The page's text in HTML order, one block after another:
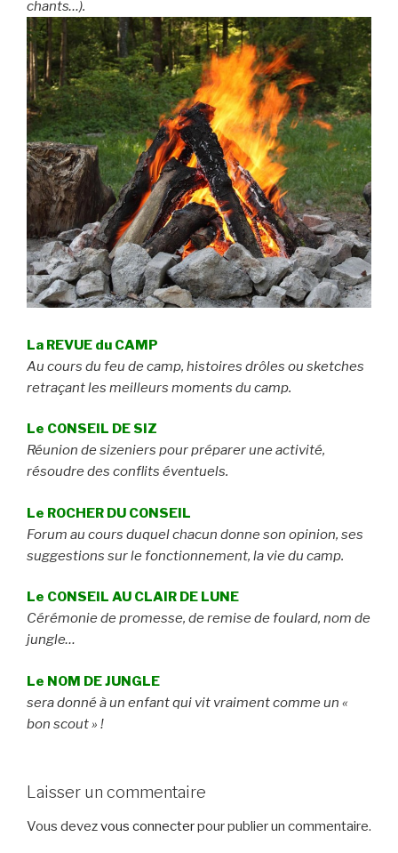
chants…).
La REVUE du CAMP
Au cours du feu de camp, histoires drôles ou sketches
retraçant les meilleurs moments du camp.
Le CONSEIL DE SIZ
Réunion de sizeniers pour préparer une activité,
résoudre des conflits éventuels.
Le ROCHER DU CONSEIL
Forum au cours duquel chacun donne son opinion, ses
suggestions sur le fonctionnement, la vie du camp.
Le CONSEIL AU CLAIR DE LUNE
Cérémonie de promesse, de remise de foulard, nom de
jungle…
Le NOM DE JUNGLE
sera donné à un enfant qui vit vraiment comme un «
bon scout » !
Laisser un commentaire
Vous devezvous connecterpour publier un commentaire.